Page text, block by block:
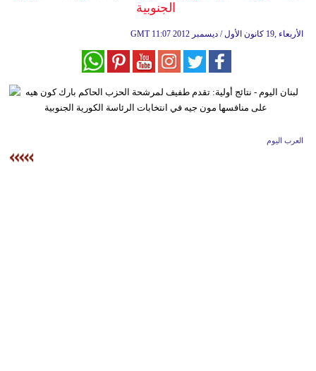
سياحة
الجنوبية
GMT 11:07 2012 الأربعاء ,19 كانون الأول / ديسمبر
العرب اليوم